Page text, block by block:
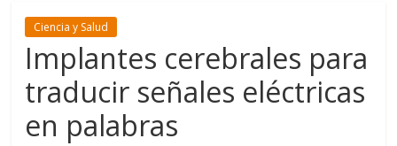
Ciencia y Salud
Implantes cerebrales para
traducir señales eléctricas
en palabras